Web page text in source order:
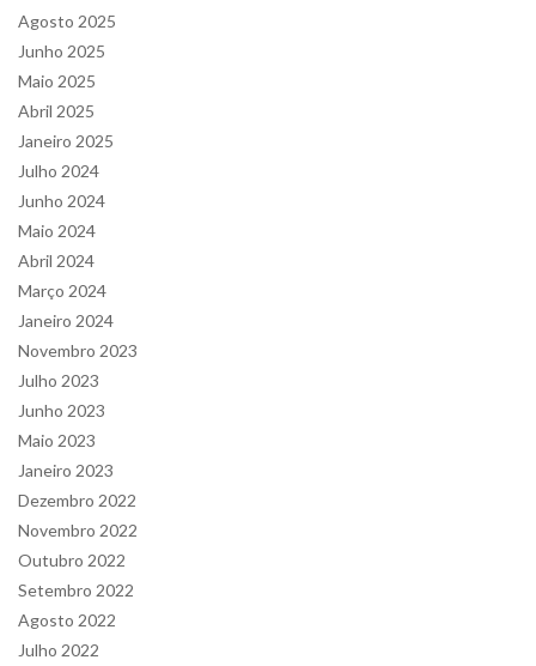
Agosto 2025
Junho 2025
Maio 2025
Abril 2025
Janeiro 2025
Julho 2024
Junho 2024
Maio 2024
Abril 2024
Março 2024
Janeiro 2024
Novembro 2023
Julho 2023
Junho 2023
Maio 2023
Janeiro 2023
Dezembro 2022
Novembro 2022
Outubro 2022
Setembro 2022
Agosto 2022
Julho 2022